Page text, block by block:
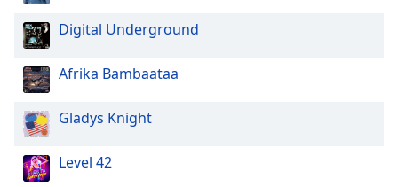
Opacity
Caption
Area
Background
Digital Underground
Afrika Bambaataa
Gladys Knight
Level 42